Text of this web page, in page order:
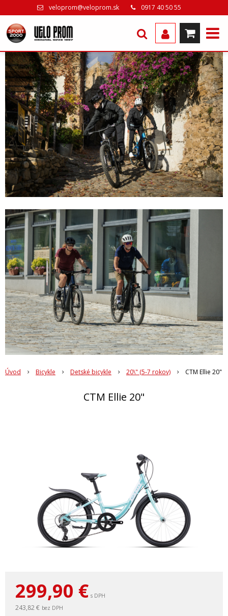
veloprom@veloprom.sk 0917 40 50 55
Úvod Bicykle Detské bicykle 20\" (5-7 rokov) CTM Ellie 20"
CTM Ellie 20"
299,90 € s DPH
243,82 € bez DPH